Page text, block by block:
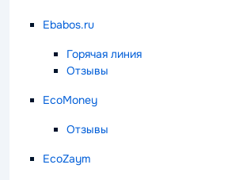
Ebabos.ru
Горячая линия
Отзывы
EcoMoney
Отзывы
EcoZaym